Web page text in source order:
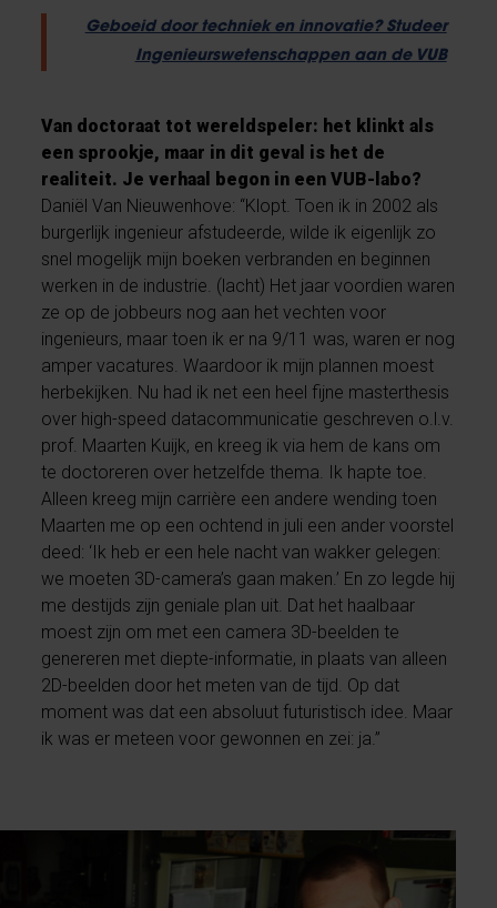
Geboeid door techniek en innovatie? Studeer
Ingenieurswetenschappen aan de VUB
Van doctoraat tot wereldspeler: het klinkt als
een sprookje, maar in dit geval is het de
realiteit. Je verhaal begon in een VUB-labo?
Daniël Van Nieuwenhove: “Klopt. Toen ik in 2002 als
burgerlijk ingenieur afstudeerde, wilde ik eigenlijk zo
snel mogelijk mijn boeken verbranden en beginnen
werken in de industrie. (lacht) Het jaar voordien waren
ze op de jobbeurs nog aan het vechten voor
ingenieurs, maar toen ik er na 9/11 was, waren er nog
amper vacatures. Waardoor ik mijn plannen moest
herbekijken. Nu had ik net een heel fijne masterthesis
over high-speed datacommunicatie geschreven o.l.v.
prof. Maarten Kuijk, en kreeg ik via hem de kans om
te doctoreren over hetzelfde thema. Ik hapte toe.
Alleen kreeg mijn carrière een andere wending toen
Maarten me op een ochtend in juli een ander voorstel
deed: ‘Ik heb er een hele nacht van wakker gelegen:
we moeten 3D-camera’s gaan maken.’ En zo legde hij
me destijds zijn geniale plan uit. Dat het haalbaar
moest zijn om met een camera 3D-beelden te
genereren met diepte-informatie, in plaats van alleen
2D-beelden door het meten van de tijd. Op dat
moment was dat een absoluut futuristisch idee. Maar
ik was er meteen voor gewonnen en zei: ja.”